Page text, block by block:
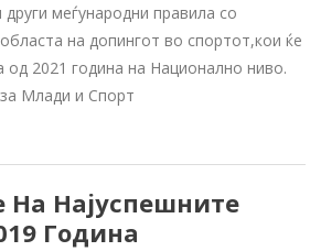
меѓународни правила со
на допингот во спортот,кои ќе
од 2021 година на Национално ниво.
Млади и Спорт
На Најуспешните
Година